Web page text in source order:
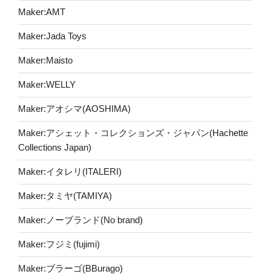
Maker:AMT
Maker:Jada Toys
Maker:Maisto
Maker:WELLY
Maker:アオシマ(AOSHIMA)
Maker:アシェット・コレクションズ・ジャパン(Hachette
Collections Japan)
Maker:イタレリ(ITALERI)
Maker:タミヤ(TAMIYA)
Maker:ノーブランド(No brand)
Maker:フジミ(fujimi)
Maker:ブラーゴ(BBurago)